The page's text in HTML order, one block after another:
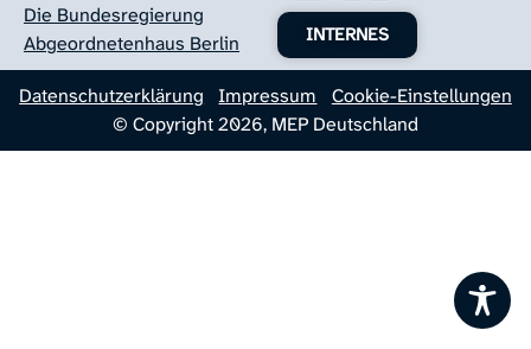
Die Bundesregierung
Abgeordnetenhaus Berlin
INTERNES
Datenschutzerklärung Impressum
Cookie-Einstellungen
© Copyright 2026, MEP Deutschland